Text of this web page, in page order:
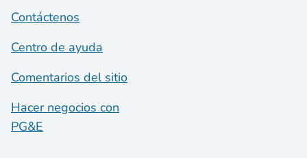
Contáctenos
Centro de ayuda
Comentarios del sitio
Hacer negocios con
PG&E